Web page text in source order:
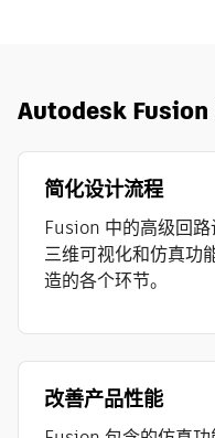
Autodesk Fusion
简化设计流程
Fusion 中的高级回路
三维可视化和仿真功
造的各个环节。
改善产品性能